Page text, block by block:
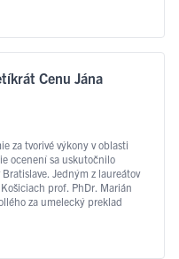
Cenu Jána
za tvorivé výkony v oblasti
ocenení sa uskutočnilo
Jedným z laureátov
prof. PhDr. Marián
za umelecký preklad